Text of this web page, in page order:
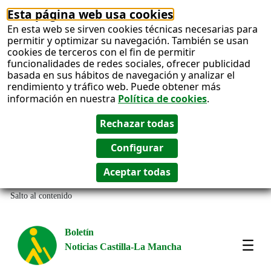
Esta página web usa cookies
En esta web se sirven cookies técnicas necesarias para
permitir y optimizar su navegación. También se usan
cookies de terceros con el fin de permitir
funcionalidades de redes sociales, ofrecer publicidad
basada en sus hábitos de navegación y analizar el
rendimiento y tráfico web. Puede obtener más
información en nuestra Política de cookies.
Salto al contenido
Boletín
Noticias Castilla-La Mancha